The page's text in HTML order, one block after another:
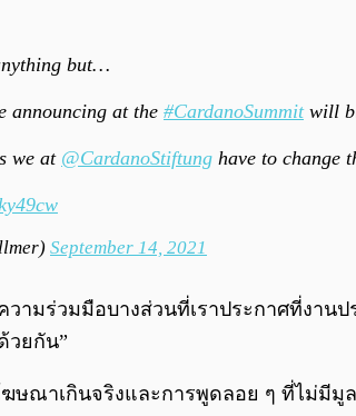
but…
announcing at the #CardanoSummitwill
we at @CardanoStiftung have to change
September 14, 2021
ามร่วมมือบางส่วนที่เราประกาศที่งานป
วยกัน”
ษณาเกินจริงและการพูดลอย ๆ ที่ไม่มีมู